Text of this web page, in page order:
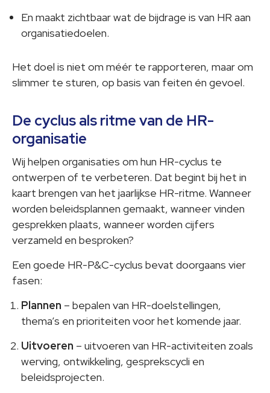
En maakt zichtbaar wat de bijdrage is van HR aan
organisatiedoelen.
Het doel is niet om méér te rapporteren, maar om
slimmer te sturen, op basis van feiten én gevoel.
De cyclus als ritme van de HR-
organisatie
Wij helpen organisaties om hun HR-cyclus te
ontwerpen of te verbeteren. Dat begint bij het in
kaart brengen van het jaarlijkse HR-ritme. Wanneer
worden beleidsplannen gemaakt, wanneer vinden
gesprekken plaats, wanneer worden cijfers
verzameld en besproken?
Een goede HR-P&C-cyclus bevat doorgaans vier
fasen:
Plannen – bepalen van HR-doelstellingen,
thema’s en prioriteiten voor het komende jaar.
Uitvoeren – uitvoeren van HR-activiteiten zoals
werving, ontwikkeling, gesprekscycli en
beleidsprojecten.